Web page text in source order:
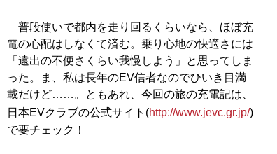
普段使いで都内を走り回るくらいなら、ほぼ充
電の心配はしなくて済む。乗り心地の快適さには
「遠出の不便さくらい我慢しよう」と思ってしま
った。ま、私は長年のEV信者なのでひいき目満
載だけど……。ともあれ、今回の旅の充電記は、
日本EVクラブの公式サイト(http://www.jevc.gr.jp/)
で要チェック！